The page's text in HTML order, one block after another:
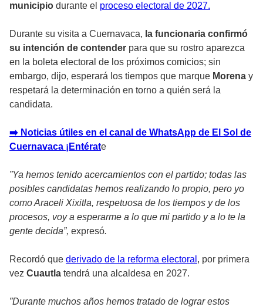
municipio durante el proceso electoral de 2027.
Durante su visita a Cuernavaca, la funcionaria confirmó
su intención de contender para que su rostro aparezca
en la boleta electoral de los próximos comicios; sin
embargo, dijo, esperará los tiempos que marque Morena y
respetará la determinación en torno a quién será la
candidata.
➡️ Noticias útiles en el canal de WhatsApp de El Sol de
Cuernavaca ¡Entérate
”Ya hemos tenido acercamientos con el partido; todas las
posibles candidatas hemos realizando lo propio, pero yo
como Araceli Xixitla, respetuosa de los tiempos y de los
procesos, voy a esperarme a lo que mi partido y a lo te la
gente decida”, expresó.
Recordó que derivado de la reforma electoral , por primera
vez Cuautla tendrá una alcaldesa en 2027.
”Durante muchos años hemos tratado de lograr estos